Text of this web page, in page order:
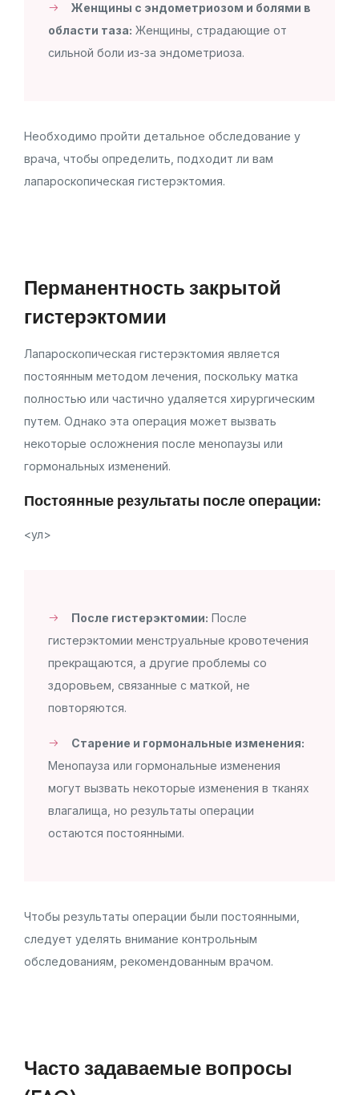
Женщины с эндометриозом и болями в
области таза: Женщины, страдающие от
сильной боли из-за эндометриоза.
Необходимо пройти детальное обследование у
врача, чтобы определить, подходит ли вам
лапароскопическая гистерэктомия.
Перманентность закрытой
гистерэктомии
Лапароскопическая гистерэктомия является
постоянным методом лечения, поскольку матка
полностью или частично удаляется хирургическим
путем. Однако эта операция может вызвать
некоторые осложнения после менопаузы или
гормональных изменений.
Постоянные результаты после операции:
<ул>
После гистерэктомии: После
гистерэктомии менструальные кровотечения
прекращаются, а другие проблемы со
здоровьем, связанные с маткой, не
повторяются.
Старение и гормональные изменения:
Менопауза или гормональные изменения
могут вызвать некоторые изменения в тканях
влагалища, но результаты операции
остаются постоянными.
Чтобы результаты операции были постоянными,
следует уделять внимание контрольным
обследованиям, рекомендованным врачом.
Часто задаваемые вопросы